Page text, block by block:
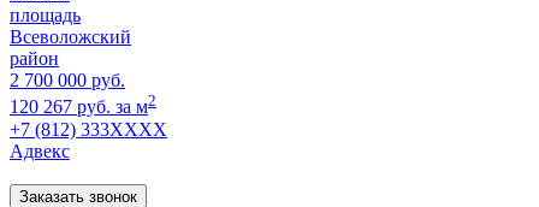
площадь
Всеволожский
район
2 700 000 руб.
120 267 руб. за м2
+7 (812) 333XXXX
Адвекс
Заказать звонок